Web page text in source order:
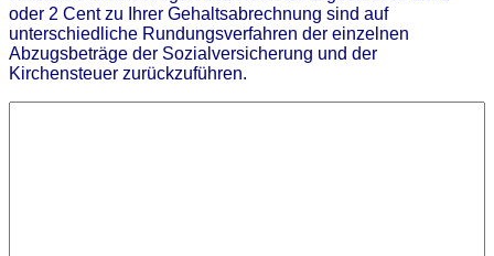
oder 2 Cent zu Ihrer Gehaltsabrechnung sind auf
unterschiedliche Rundungsverfahren der einzelnen
Abzugsbeträge der Sozialversicherung und der
Kirchensteuer zurückzuführen.